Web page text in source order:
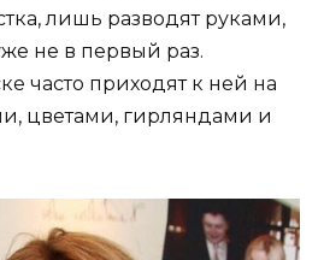
лишь разводят руками,
не в первый раз.
часто приходят к ней на
цветами, гирляндами и